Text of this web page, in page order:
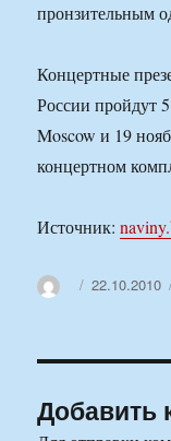
пронзительным
Концертные
России пройдут
Moscow и 19
концертном
Источник:
Автор22.10.2010
Добавить